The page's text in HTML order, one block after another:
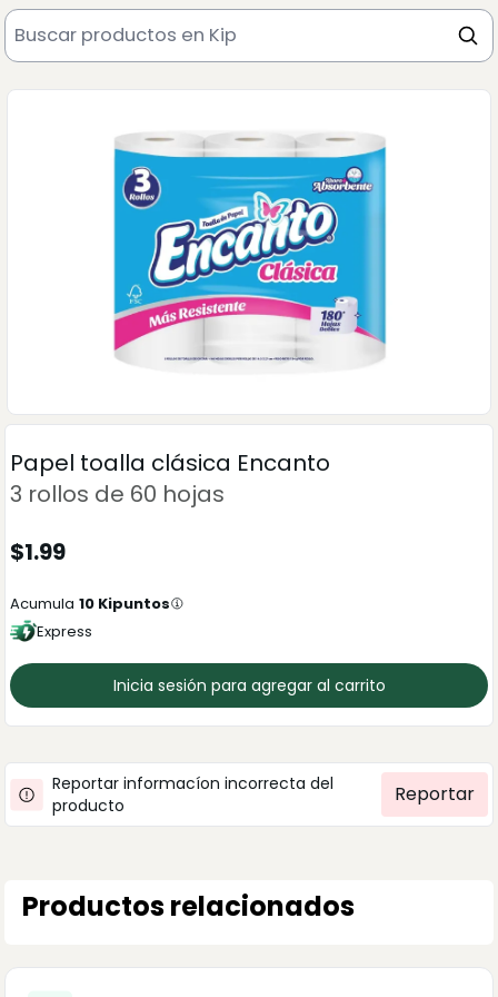
Papel toalla clásica Encanto
3 rollos de 60 hojas
$1.99
Acumula 10 Kipuntos
Express
Inicia sesión para agregar al carrito
Reportar informacíon incorrecta del
producto
Reportar
Productos relacionados